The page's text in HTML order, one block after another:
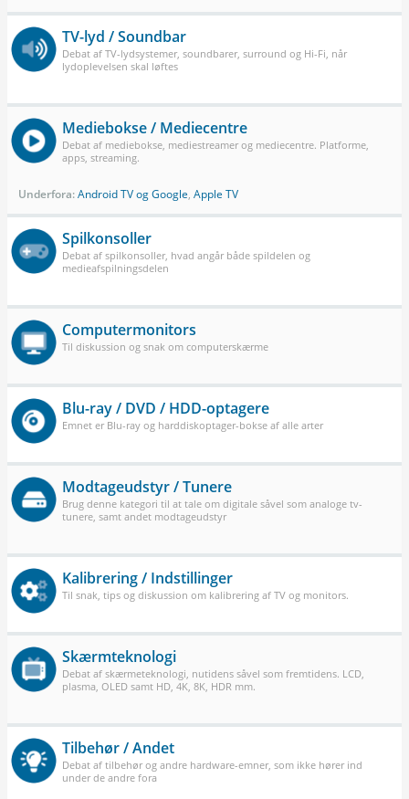
TV-lyd / Soundbar
Debat af TV-lydsystemer, soundbarer, surround og Hi-Fi, når
lydoplevelsen skal løftes
Mediebokse / Mediecentre
Debat af mediebokse, mediestreamer og mediecentre. Platforme,
apps, streaming.
Underfora:Android TV og Google, Apple TV
Spilkonsoller
Debat af spilkonsoller, hvad angår både spildelen og
medieafspilningsdelen
Computermonitors
Til diskussion og snak om computerskærme
Blu-ray / DVD / HDD-optagere
Emnet er Blu-ray og harddiskoptager-bokse af alle arter
Modtageudstyr / Tunere
Brug denne kategori til at tale om digitale såvel som analoge tv-
tunere, samt andet modtageudstyr
Kalibrering / Indstillinger
Til snak, tips og diskussion om kalibrering af TV og monitors.
Skærmteknologi
Debat af skærmeteknologi, nutidens såvel som fremtidens. LCD,
plasma, OLED samt HD, 4K, 8K, HDR mm.
Tilbehør / Andet
Debat af tilbehør og andre hardware-emner, som ikke hører ind
under de andre fora